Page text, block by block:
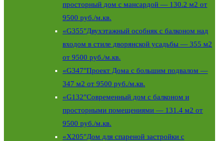
просторный дом с мансардой — 130.2 м2 от
9500 руб./м.кв.
«G355″Двухэтажный особняк c балконом над
входом в стиле дворянской усадьбы — 355 м2
от 9500 руб./м.кв.
«G347″Проект Дома с большим подвалом —
347 м2 от 9500 руб./м.кв.
«G132″Современный дом с балконом и
просторными помещениями — 131.4 м2 от
9500 руб./м.кв.
«X205″Дом для спареной застройки с